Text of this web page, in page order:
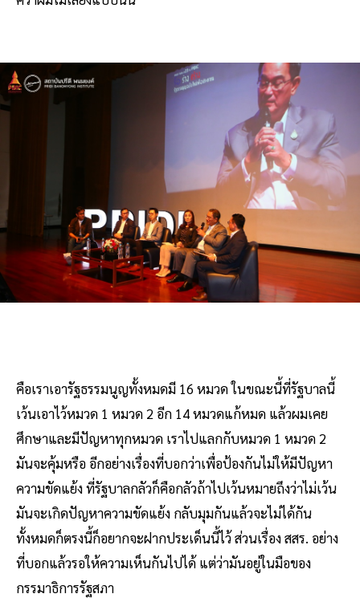
คือเราเอารัฐธรรมนูญทั้งหมดมี 16 หมวด ในขณะนี้ที่รัฐบาลนี้
เว้นเอาไว้หมวด 1 หมวด 2 อีก 14 หมวดแก้หมด แล้วผมเคย
ศึกษาและมีปัญหาทุกหมวด เราไปแลกกับหมวด 1 หมวด 2
มันจะคุ้มหรือ อีกอย่างเรื่องที่บอกว่าเพื่อป้องกันไม่ให้มีปัญหา
ความขัดแย้ง ที่รัฐบาลกลัวก็คือกลัวถ้าไปเว้นหมายถึงว่าไม่เว้น
มันจะเกิดปัญหาความขัดแย้ง กลับมุมกันแล้วจะไม่ได้กัน
ทั้งหมดก็ตรงนี้ก็อยากจะฝากประเด็นนี้ไว้ ส่วนเรื่อง สสร. อย่าง
ที่บอกแล้วรอให้ความเห็นกันไปได้ แต่ว่ามันอยู่ในมือของ
กรรมาธิการรัฐสภา